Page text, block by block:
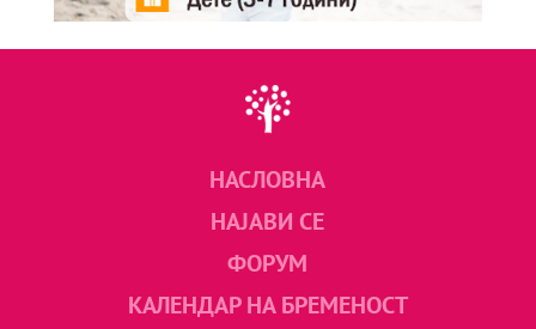
НАСЛОВНА
НАЈАВИ СЕ
ФОРУМ
КАЛЕНДАР НА БРЕМЕНОСТ